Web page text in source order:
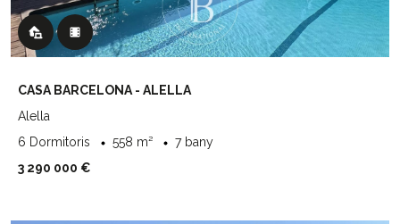
CASA BARCELONA - ALELLA
Alella
6 Dormitoris
558 m²
7 bany
3 290 000 €